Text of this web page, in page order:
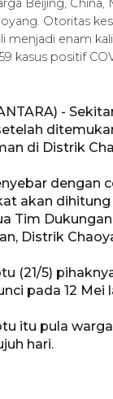
Beijing, China,
Otoritas
menjadi enam
kasus positif
-
di Distrik
dengan
akan
Tim
Distrik
(21/5)
pada 12 Mei
itu pula
hari.